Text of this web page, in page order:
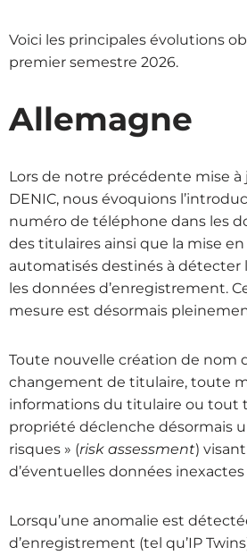
Voici les principales évolutions
premier semestre 2026.
Allemagne
Lors de notre précédente mise à
DENIC, nous évoquions
numéro de téléphone dans les
des titulaires ainsi que la mise en
automatisés destinés à détecter
les données d’enregistrement.
mesure est désormais
Toute nouvelle création de nom
changement de titulaire, toute
informations du titulaire ou tout
propriété déclenche désormais
risques » (risk assessment)
d’éventuelles données
Lorsqu’une anomalie est
d’enregistrement (tel qu’IP